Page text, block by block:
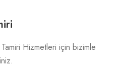
Hizmetleri için bizimle